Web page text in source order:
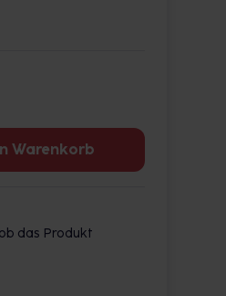
Warenkorb
das Produkt